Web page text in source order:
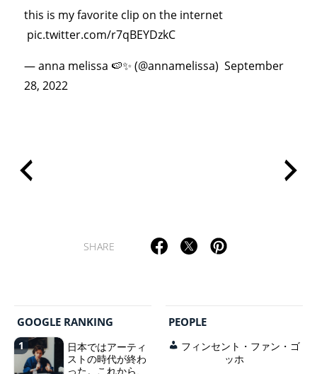
this is my favorite clip on the internet
pic.twitter.com/r7qBEYDzkC
— anna melissa 🍉✨ (@annamelissa) September
28, 2022
SHARE
GOOGLE RANKING
1
日本ではアーティ
ストの時代が終わ
った。これから、
PEOPLE
フィンセント・ファン・ゴ
ッホ